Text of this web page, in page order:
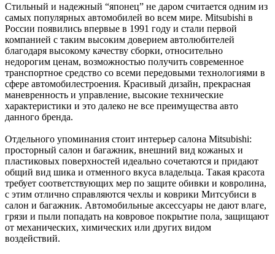
Стильный и надежный “японец” не даром считается одним из
самых популярных автомобилей во всем мире. Mitsubishi в
России появились впервые в 1991 году и стали первой
компанией с таким высоким доверием автолюбителей
благодаря высокому качеству сборки, относительно
недорогим ценам, возможностью получить современное
транспортное средство со всеми передовыми технологиями в
сфере автомобилестроения. Красивый дизайн, прекрасная
маневренность и управление, высокие технические
характеристики и это далеко не все преимущества авто
данного бренда.
Отдельного упоминания стоит интерьер салона Mitsubishi:
просторный салон и багажник, внешний вид кожаных и
пластиковых поверхностей идеально сочетаются и придают
общий вид шика и отменного вкуса владельца. Такая красота
требует соответствующих мер по защите обивки и ковролина,
с этим отлично справляются чехлы и коврики Митсубиси в
салон и багажник. Автомобильные аксессуары не дают влаге,
грязи и пыли попадать на ковровое покрытие пола, защищают
от механических, химических или других видом
воздействий.